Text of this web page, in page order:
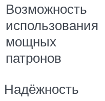
Возможность
использования
мощных
патронов
Надёжность